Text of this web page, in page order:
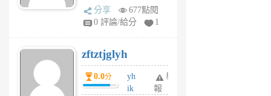
rh
pe
月
前
分享
677點閱
0 評論/給分
1
zftztjglyh
0.0分
yh
ik
舉
報